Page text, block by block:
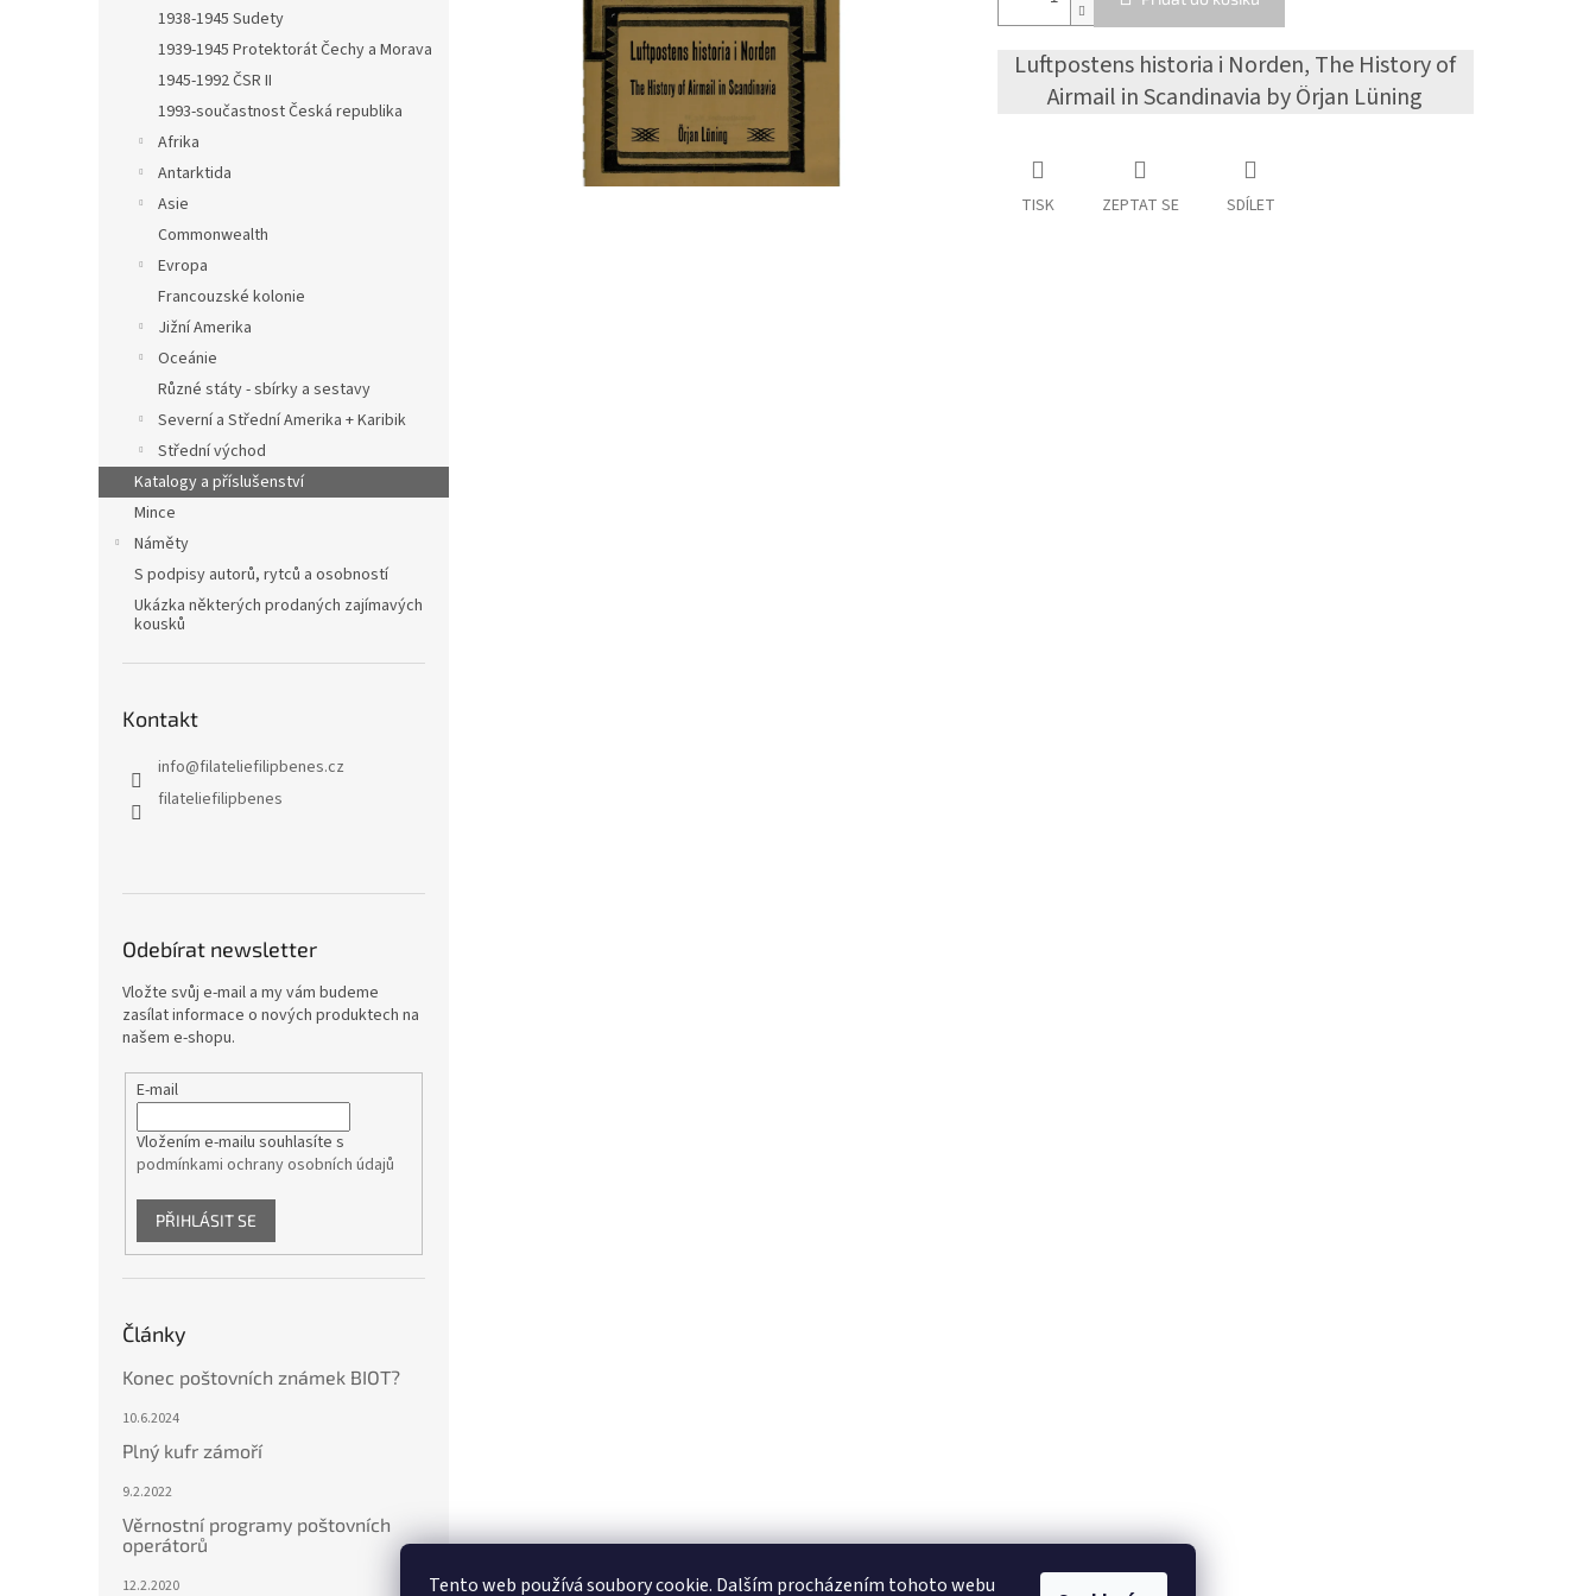
Tento web používá soubory cookie. Dalším procházením tohoto webu
1938-1945 Sudety
1939-1945 Protektorát Čechy a Morava
1945-1992 ČSR II
1993-součastnost Česká republika
Afrika
Antarktida
Asie
Commonwealth
Evropa
Francouzské kolonie
Jižní Amerika
Oceánie
Různé státy - sbírky a sestavy
Severní a Střední Amerika + Karibik
Střední východ
Katalogy a příslušenství
Mince
Náměty
S podpisy autorů, rytců a osobností
Ukázka některých prodaných zajímavých
kousků
Kontakt
info@filateliefilipbenes.cz
filateliefilipbenes
Odebírat newsletter
Vložte svůj e-mail a my vám budeme
zasílat informace o nových produktech na
našem e-shopu.
E-mail
Vložením e-mailu souhlasíte s
podmínkami ochrany osobních údajů
PŘIHLÁSIT SE
Články
Konec poštovních známek BIOT?
10.6.2024
Plný kufr zámoří
9.2.2022
Věrnostní programy poštovních
operátorů
12.2.2020
Luftpostens historia i Norden, The History of
Airmail in Scandinavia by Örjan Lüning
TISK ZEPTAT SE SDÍLET